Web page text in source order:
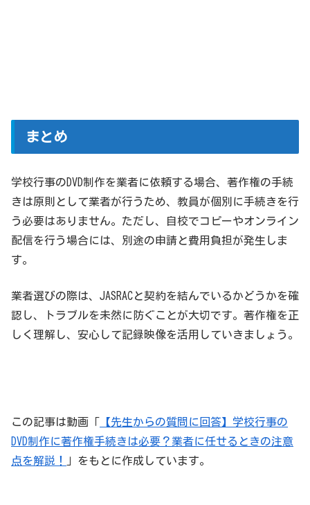
まとめ
学校行事のDVD制作を業者に依頼する場合、著作権の手続
きは原則として業者が行うため、教員が個別に手続きを行
う必要はありません。ただし、自校でコピーやオンライン
配信を行う場合には、別途の申請と費用負担が発生しま
す。
業者選びの際は、JASRACと契約を結んでいるかどうかを確
認し、トラブルを未然に防ぐことが大切です。著作権を正
しく理解し、安心して記録映像を活用していきましょう。
この記事は動画「 【先生からの質問に回答】学校行事の
DVD制作に著作権手続きは必要？業者に任せるときの注意
点を解説！
」をもとに作成しています。